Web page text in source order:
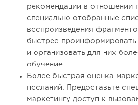
рекомендации в отношении
специально отобранные
воспроизведения
быстрее проинформировать
и организовать для них
обучение.
Более быстрая оценка
посланий. Предоставьте
маркетингу доступ к